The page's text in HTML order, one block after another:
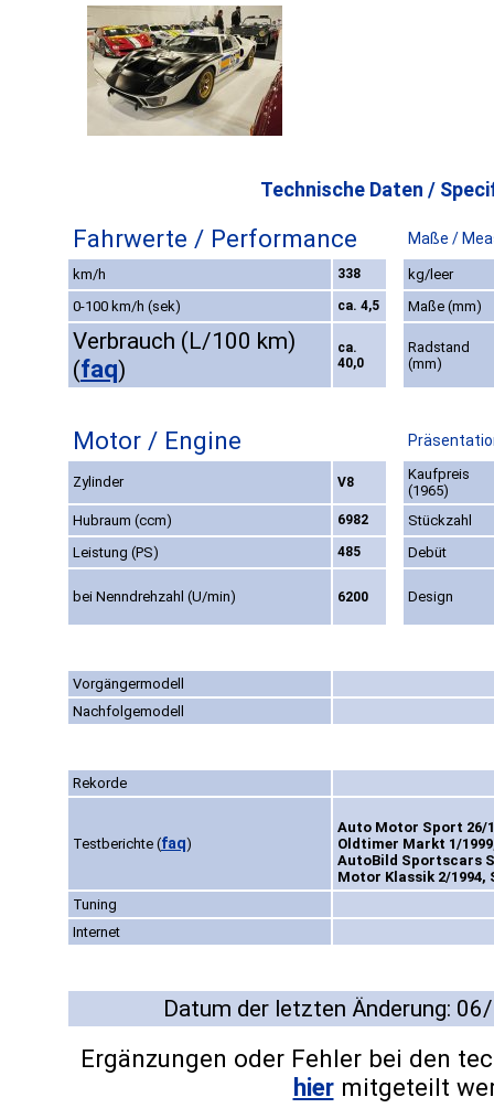
Technische Daten /
Fahrwerte / Performance Maße /
km/h 338
kg/leer
0-100 km/h (sek)
ca. 4,5 Maße (mm)
Verbrauch (L/100 km)
(faq)
ca.
40,0
Radstand
(mm)
Motor / Engine
Zylinder V8
Kaufpreis
(1965)
Hubraum (ccm)
6982
Stückzahl
Leistung (PS)
485 Debüt
bei Nenndrehzahl (U/min) 6200 Design
Vorgängermodell
Nachfolgemodell
Rekorde
Testberichte (faq)
Auto Motor Sport 26/
Oldtimer Markt 1/
AutoBild Sportscars
Motor Klassik 2/1994,
Tuning
Internet
Datum der letzten Änderung:
Ergänzungen oder Fehler bei den
hiermitgeteilt